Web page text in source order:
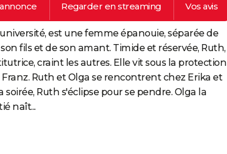
Regarder enstreaming Vosavis
est une femme épanouie, séparée de
fils et de son amant. Timide et réservée, Ruth,
craint les autres. Elle vit sous la protection
Ruth et Olga se rencontrent chez Erika et
Ruth s'éclipse pour se pendre. Olga la
naît...